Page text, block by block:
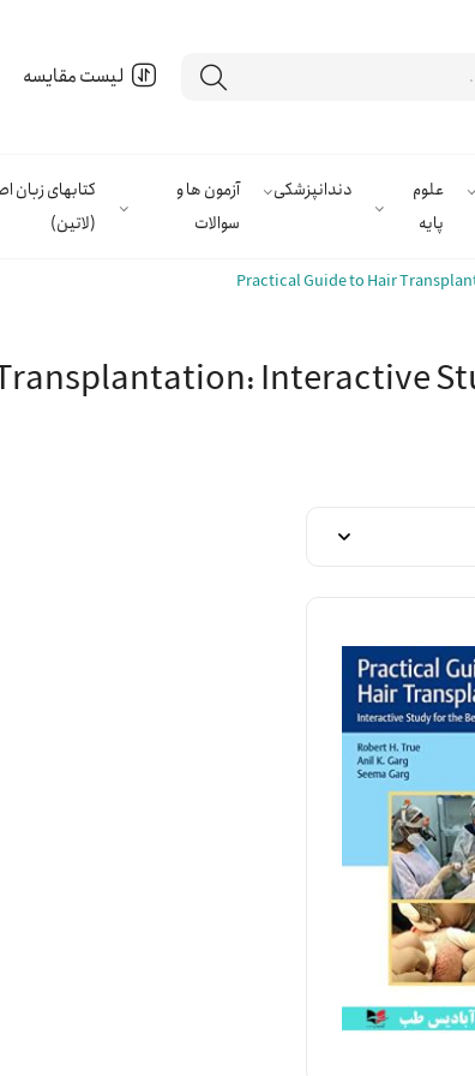
لیست مقایسه
علوم
پایه
دندانپزشکی
آزمون ها و
سوالات
کتابهای زبان
(لاتین)
Practical Guide to Hair
Interactive